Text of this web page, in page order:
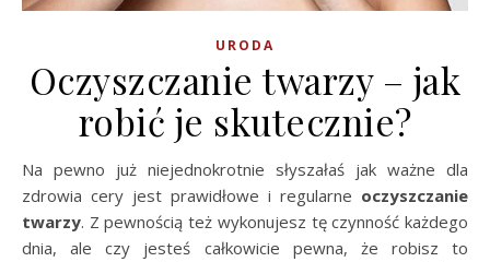
URODA
Oczyszczanie twarzy – jak
robić je skutecznie?
Na pewno już niejednokrotnie słyszałaś jak ważne dla
zdrowia cery jest prawidłowe i regularne oczyszczanie
twarzy. Z pewnością też wykonujesz tę czynność każdego
dnia, ale czy jesteś całkowicie pewna, że robisz to